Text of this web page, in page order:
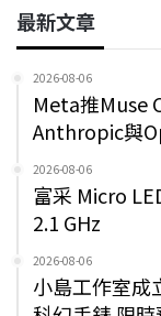
最新文章
2026-08-06
Meta推Muse
Anthropic與
2026-08-06
富采 Micro
2.1 GHz
2026-08-06
小島工作室成